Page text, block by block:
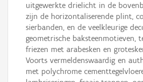
uitgewerkte drielicht in de
zijn de horizontaliserende plint,
sierbanden, en de veelkleurige
geometrische baksteenmotieven,
friezen met arabesken en
Voorts vermeldenswaardig en
met polychrome